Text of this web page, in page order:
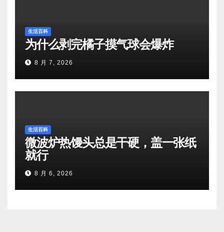
生活百科
为什么剥完橘子摸气球会爆炸
8 月 7, 2026
生活百科
微波炉热馒头总是干硬，盖一张纸
就行
8 月 6, 2026